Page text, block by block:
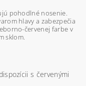
pohodlné nosenie.
hlavy a zabezpečia
červenej farbe v
sklom.
s červenými